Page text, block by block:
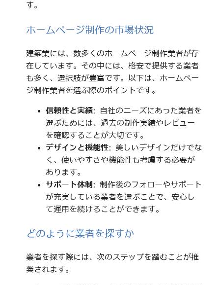
す。
ホームページ制作の市場状況
建築業には、数多くのホームページ制作業者が存
在しています。その中には、格安で提供する業者
も多く、選択肢が豊富です。以下は、ホームペー
ジ制作業者を選ぶ際のポイントです。
信頼性と実績: 自社のニーズにあった業者を
選ぶためには、過去の制作実績やレビュー
を確認することが大切です。
デザインと機能性: 美しいデザインだけでな
く、使いやすさや機能性も考慮する必要が
あります。
サポート体制 : 制作後のフォローやサポート
が充実している業者を選ぶことで、安心し
て運用を続けることができます。
どのように業者を探すか
業者を探す際には、次のステップを踏むことが推
奨されます。